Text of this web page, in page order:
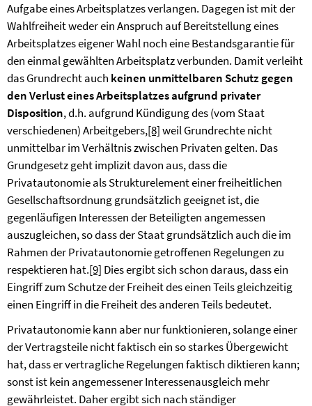
Aufgabe eines Arbeitsplatzes verlangen. Dagegen ist mit der
Wahlfreiheit weder ein Anspruch auf Bereitstellung eines
Arbeitsplatzes eigener Wahl noch eine Bestandsgarantie für
den einmal gewählten Arbeitsplatz verbunden. Damit verleiht
das Grundrecht auch keinen unmittelbaren Schutz gegen
den Verlust eines Arbeitsplatzes aufgrund privater
Disposition, d.h. aufgrund Kündigung des (vom Staat
verschiedenen) Arbeitgebers,[8]weil Grundrechte nicht
unmittelbar im Verhältnis zwischen Privaten gelten. Das
Grundgesetz geht implizit davon aus, dass die
Privatautonomie als Strukturelement einer freiheitlichen
Gesellschaftsordnung grundsätzlich geeignet ist, die
gegenläufigen Interessen der Beteiligten angemessen
auszugleichen, so dass der Staat grundsätzlich auch die im
Rahmen der Privatautonomie getroffenen Regelungen zu
respektieren hat.[9] Dies ergibt sich schon daraus, dass ein
Eingriff zum Schutze der Freiheit des einen Teils gleichzeitig
einen Eingriff in die Freiheit des anderen Teils bedeutet.
Privatautonomie kann aber nur funktionieren, solange einer
der Vertragsteile nicht faktisch ein so starkes Übergewicht
hat, dass er vertragliche Regelungen faktisch diktieren kann;
sonst ist kein angemessener Interessenausgleich mehr
gewährleistet. Daher ergibt sich nach ständiger